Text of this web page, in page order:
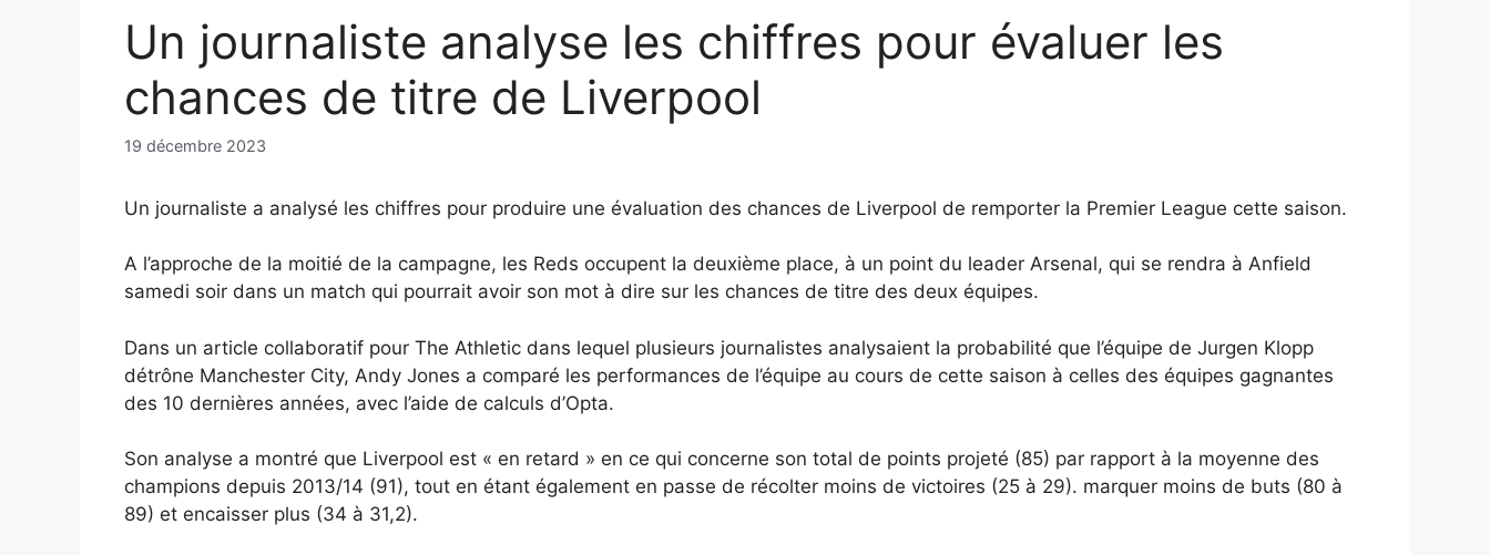
Un journaliste analyse les chiffres pour évaluer les
chances de titre de Liverpool
19 décembre 2023
Un journaliste a analysé les chiffres pour produire une évaluation des chances de Liverpool de remporter la Premier League cette saison.
A l’approche de la moitié de la campagne, les Reds occupent la deuxième place, à un point du leader Arsenal, qui se rendra à Anfield
samedi soir dans un match qui pourrait avoir son mot à dire sur les chances de titre des deux équipes.
Dans un article collaboratif pour The Athletic dans lequel plusieurs journalistes analysaient la probabilité que l’équipe de Jurgen Klopp
détrône Manchester City, Andy Jones a comparé les performances de l’équipe au cours de cette saison à celles des équipes gagnantes
des 10 dernières années, avec l’aide de calculs d’Opta.
Son analyse a montré que Liverpool est « en retard » en ce qui concerne son total de points projeté (85) par rapport à la moyenne des
champions depuis 2013/14 (91), tout en étant également en passe de récolter moins de victoires (25 à 29). marquer moins de buts (80 à
89) et encaisser plus (34 à 31,2).